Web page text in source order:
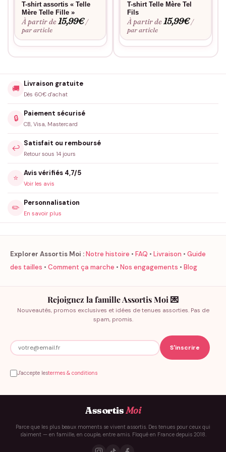
T-shirt assortis « Telle
Mère Telle Fille »
À partir de15,99€ /
par article
T-shirt Telle Mère Tel
Fils
À partir de15,99€ /
par article
🚚
Livraison gratuite
Dès 60€ d'achat
🔒
Paiement sécurisé
CB, Visa, Mastercard
↩️
Satisfait ou remboursé
Retour sous 14 jours
⭐
Avis vérifiés 4,7/5
Voir les avis
✏️
Personnalisation
En savoir plus
Explorer Assortis Moi :Notre histoire • FAQ • Livraison • Guide
des tailles • Comment ça marche • Nos engagements • Blog
Rejoignez la famille Assortis Moi 💌
Nouveautés, promos exclusives et idées de tenues assorties. Pas de
spam, promis.
J'accepte lestermes & conditions
AssortisMoi
Parce que les plus beaux moments se vivent assortis. Des tenues pour ceux qui
s'aiment — en famille, en couple, entre amis. Floqué en France depuis 2018.